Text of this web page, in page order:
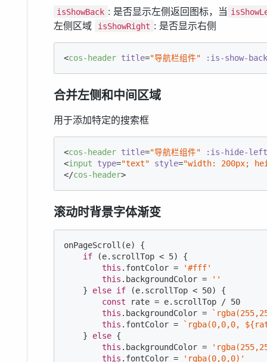
isShowBack : 是否显示左侧返回图标，当
左侧区域 isShowRight : 是否显示右侧
<cos-header title="导航栏组件" :is-show-back
合并左侧和中间区域
用于添加特定的搜索框
<cos-header title="导航栏组件"
:is-hide-left
<input type="text" style="width: 200px;
</cos-header>
滚动时背景字体渐变
onPageScroll(e) {
if (e.scrollTop < 5) {
this .fontColor =
'#fff'
this .backgroundColor =
''
    }
else if (e.scrollTop < 50) {
const rate = e.scrollTop / 50
this .backgroundColor =
this .fontColor = `rgba(0,0,0,
    }
else {
this .backgroundColor =
this .fontColor = 'rgba(0,0,0)'